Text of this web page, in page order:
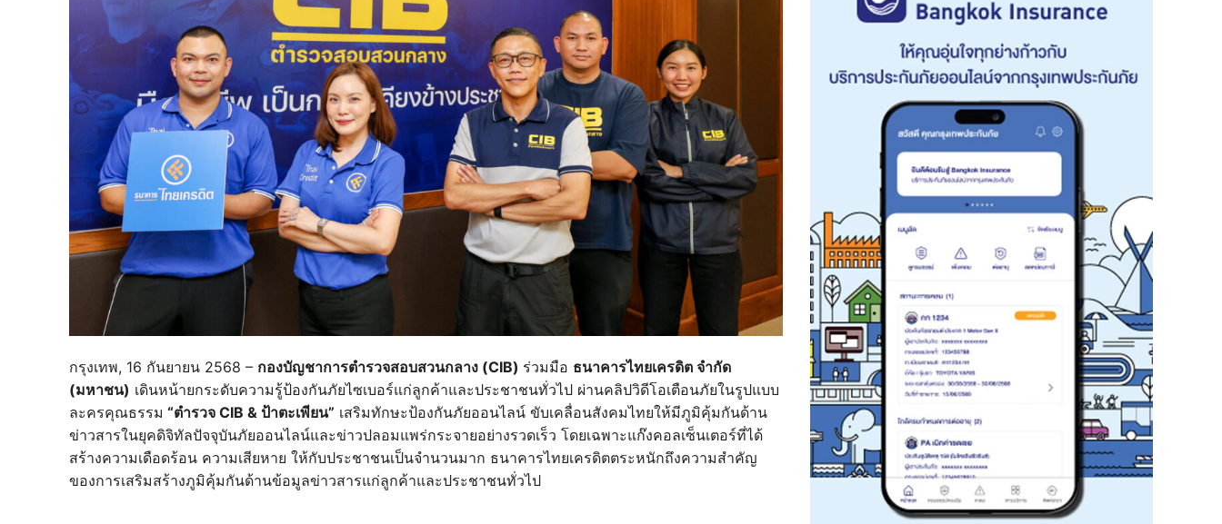
กรุงเทพ, 16 กันยายน 2568 – กองบัญชาการตำรวจสอบสวนกลาง (CIB) ร่วมมือ ธนาคารไทยเครดิต จำกัด
(มหาชน) เดินหน้ายกระดับความรู้ป้องกันภัยไซเบอร์แก่ลูกค้าและประชาชนทั่วไป ผ่านคลิปวิดีโอเตือนภัยในรูปแบบ
ละครคุณธรรม “ตำรวจ CIB & ป้าตะเพียน” เสริมทักษะป้องกันภัยออนไลน์ ขับเคลื่อนสังคมไทยให้มีภูมิคุ้มกันด้าน
ข่าวสารในยุคดิจิทัลปัจจุบันภัยออนไลน์และข่าวปลอมแพร่กระจายอย่างรวดเร็ว โดยเฉพาะแก๊งคอลเซ็นเตอร์ที่ได้
สร้างความเดือดร้อน ความเสียหาย ให้กับประชาชนเป็นจำนวนมาก ธนาคารไทยเครดิตตระหนักถึงความสำคัญ
ของการเสริมสร้างภูมิคุ้มกันด้านข้อมูลข่าวสารแก่ลูกค้าและประชาชนทั่วไป